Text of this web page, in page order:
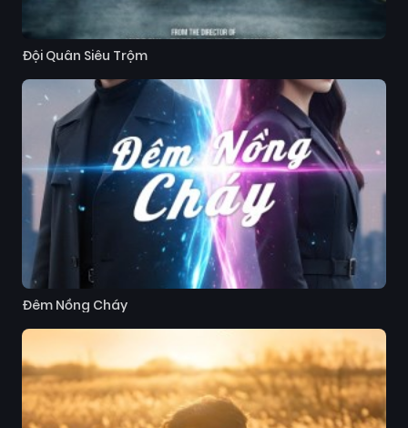
Đội Quân Siêu Trộm
Đêm Nồng Cháy